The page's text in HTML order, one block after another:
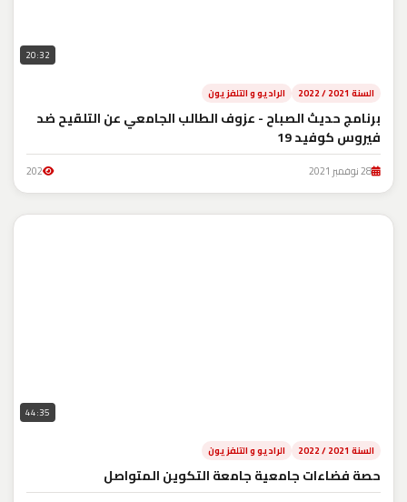
20:32
السنة 2021 / 2022 الراديو و التلفزيون
برنامج حديث الصباح - عزوف الطالب الجامعي عن التلقيح ضد
فيروس كوفيد 19
28 نوفمبر 2021 202
44:35
السنة 2021 / 2022 الراديو و التلفزيون
حصة فضاءات جامعية جامعة التكوين المتواصل